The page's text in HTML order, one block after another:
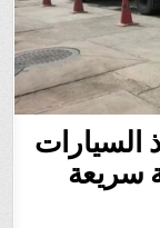
السيارات
سريعة